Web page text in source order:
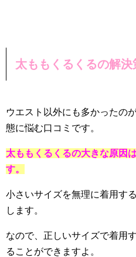
太ももくるくるの解決
ウエスト以外にも多かったの
態に悩む口コミです。
太ももくるくるの大きな原因
す。
小さいサイズを無理に着用す
します。
なので、正しいサイズで着用
ることができますよ。